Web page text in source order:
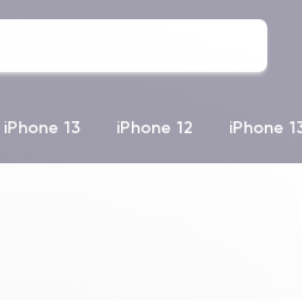
iPhone 13 iPhone 12 iPhone